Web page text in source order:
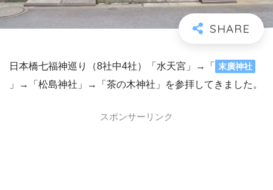
日本橋七福神巡り（8社中4社）「水天宮」→「 末廣神社
」→「松島神社」→「茶の木神社」を参拝してきました。
スポンサーリンク